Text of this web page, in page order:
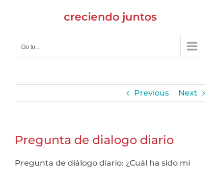
creciendo juntos
Go to...
Previous Next
Pregunta de dialogo diario
Pregunta de diálogo diario: ¿Cuál ha sido mi